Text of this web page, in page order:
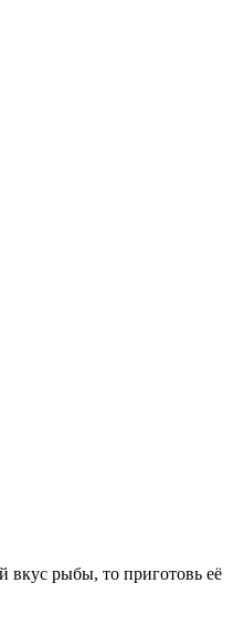
вкус рыбы, то приготовь её